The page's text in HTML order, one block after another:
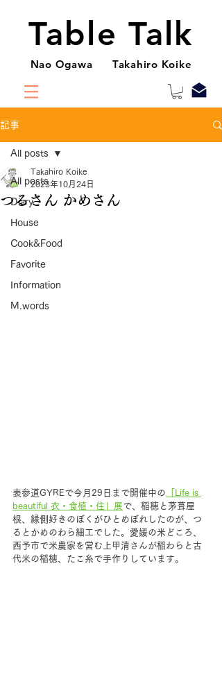
Table Talk
Nao Ogawa Takahiro Koike
記事
All posts
Diary
House
Cook&Food
Favorite
Information
M.words
All posts
つるさん かめさん
Takahiro Koike
2023年10月24日
表参道GYREで今月29日まで開催中の 「Life is
beautiful 衣・食植・住」展で、稲穂と茅葺屋
根、縁側好きのぼくがひとめぼれしたのが、つ
るとかめのわら細工でした。愛媛の米どころ、
西予市で米農家を営む上甲清さんが稲わらと古
代米の稲穂、たこ糸で手作りしています。